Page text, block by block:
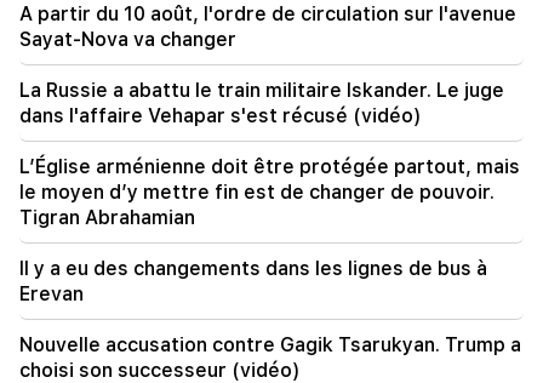
s’attaquer ensemble à toutes les sources de
revenus russes
13:28
Les défenses de Ceuta ont été renforcées en
raison d'un éventuel nouvel afflux de migrants
13:03 Important
Le typhon « Dolphin » a frappé le Japon et se
dirige vers la Chine. il y a des victimes
11:09
L'UE a utilisé une quantité record de gaz stocké
pour l'hiver pendant la canicule
A partir du 10 août, l'ordre de circulation sur l'avenue
Sayat-Nova va changer
La Russie a abattu le train militaire Iskander. Le juge
dans l'affaire Vehapar s'est récusé (vidéo)
L’Église arménienne doit être protégée partout, mais
le moyen d’y mettre fin est de changer de pouvoir.
Tigran Abrahamian
Il y a eu des changements dans les lignes de bus à
Erevan
Nouvelle accusation contre Gagik Tsarukyan. Trump a
choisi son successeur (vidéo)